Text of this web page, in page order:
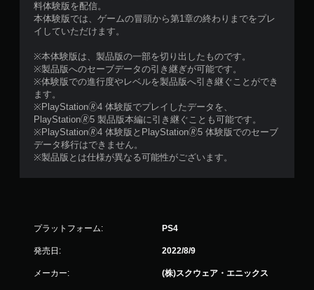
料体験版を配信。
本体験版では、ゲームの冒頭から第1章の終わりまでをプレ
イしていただけます。
※本体験版は、製品版の一部を切り出したものです。
※製品版へのセーブデータの引き継ぎが可能です。
※体験版での進行度やレベルを製品版へ引き継ぐことができ
ます。
※PlayStation🄬4 体験版でプレイしたデータを、
PlayStation🄬5 製品版本編に引き継ぐことも可能です。
※PlayStation🄬4 体験版とPlayStation🄬5 体験版でのセーブ
データ移行はできません。
※製品版とは仕様が異なる可能性がございます。
プラットフォーム: PS4
発売日: 2022/8/9
メーカー: (株)スクウェア・エニックス